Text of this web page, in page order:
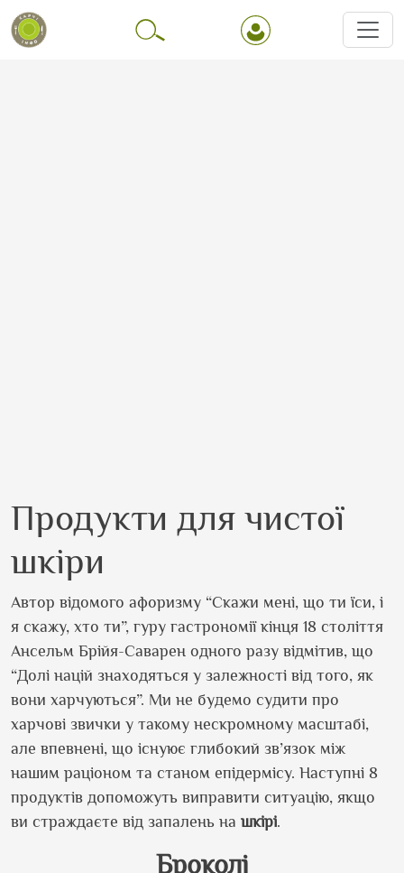
Продукти для чистої
шкіри
Автор відомого афоризму “Скажи мені, що ти їси, і
я скажу, хто ти”, гуру гастрономії кінця 18 століття
Ансельм Брійя-Саварен одного разу відмітив, що
“Долі націй знаходяться у залежності від того, як
вони харчуються”. Ми не будемо судити про
харчові звички у такому нескромному масштабі,
але впевнені, що існуює глибокий зв’язок між
нашим раціоном та станом епідермісу. Наступні 8
продуктів допоможуть виправити ситуацію, якщо
ви страждаєте від запалень на шкірі.
Броколі